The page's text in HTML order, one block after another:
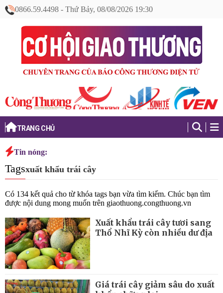
0866.59.4498 - Thứ Bảy, 08/08/2026 19:30
TRANG CHỦ
Tin nóng:
Tagsxuất khẩu trái cây
Có 134 kết quả cho từ khóa tags bạn vừa tìm kiếm. Chúc bạn tìm
được nội dung mong muốn trên giaothuong.congthuong.vn
Xuất khẩu trái cây tươi sang
Thổ Nhĩ Kỳ còn nhiều dư địa
Giá trái cây giảm sâu do xuất